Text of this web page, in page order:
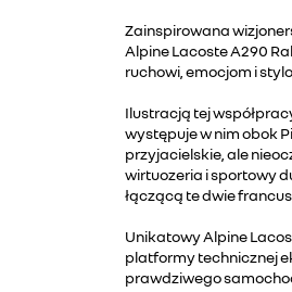
Zainspirowana
Alpine Lacoste A290
ruchowi, emocjom i
Ilustracją tej
występuje w nim obok
przyjacielskie, ale
wirtuozeria i sportowy
łączącą te dwie
Unikatowy Alpine
platformy technicznej
prawdziwego